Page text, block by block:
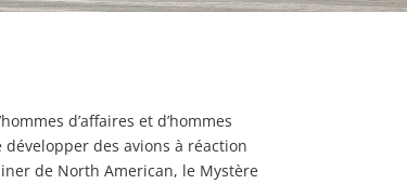
d’affaires et d’hommes
des avions à réaction
de North American, le Mystère